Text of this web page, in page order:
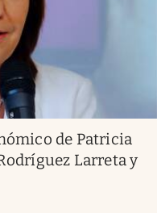
de Patricia
Larreta y